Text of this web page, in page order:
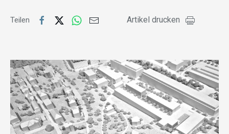
Teilen Artikel drucken